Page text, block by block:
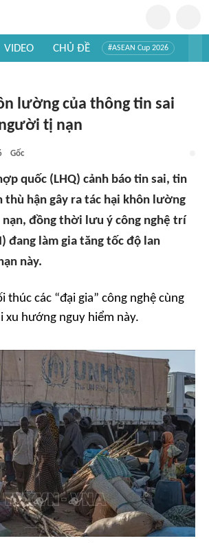
VIDEO CHỦ ĐỀ #ASEAN Cup 2026
lường của thông tin sai
tị nạn
Gốc
quốc (LHQ) cảnh báo tin sai, tin
thù hận gây ra tác hại khôn lường
đồng thời lưu ý công nghệ trí
đang làm gia tăng tốc độ lan
này.
thúc các “đại gia” công nghệ cùng
xu hướng nguy hiểm này.